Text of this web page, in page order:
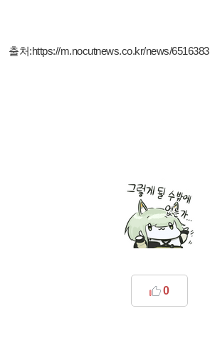
출처:https://m.nocutnews.co.kr/news/6516383
0